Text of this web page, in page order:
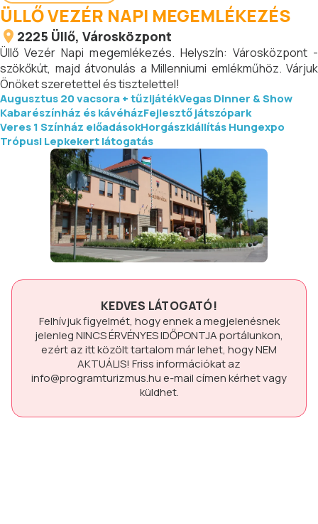
ÜLLŐ VEZÉR NAPI MEGEMLÉKEZÉS
2225 Üllő, Városközpont
Üllő Vezér Napi megemlékezés. Helyszín: Városközpont -
szökőkút, majd átvonulás a Millenniumi emlékműhöz. Várjuk
Önöket szeretettel és tisztelettel!
Augusztus 20 vacsora + tűzijátékVegas Dinner & Show
Kabarészínház és kávéházFejlesztő játszópark
Veres 1 Színház előadásokHorgászkiállítás Hungexpo
Trópusi Lepkekert látogatás
KEDVES LÁTOGATÓ!
Felhívjuk figyelmét, hogy ennek a megjelenésnek
jelenlegNINCS ÉRVÉNYES IDŐPONTJAportálunkon,
ezért az itt közölt tartalom már lehet, hogyNEM
AKTUÁLIS! Friss információkat az
info@programturizmus.hue-mail címen kérhet vagy
küldhet.